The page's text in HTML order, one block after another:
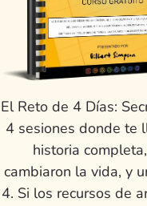
El Reto de 4 Días:
4 sesiones donde te
historia
cambiaron la vida, y
4. Si los recursos de